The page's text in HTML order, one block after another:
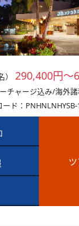
290,400円～
チャージ込み/海外諸
ード：